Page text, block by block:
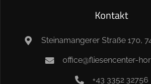
Kontakt
Steinamangerer Straße 170,
office@fliesencenter-
+43 3352 32756